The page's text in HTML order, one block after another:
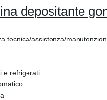
depositante
tecnica/assistenza/
e refrigerati